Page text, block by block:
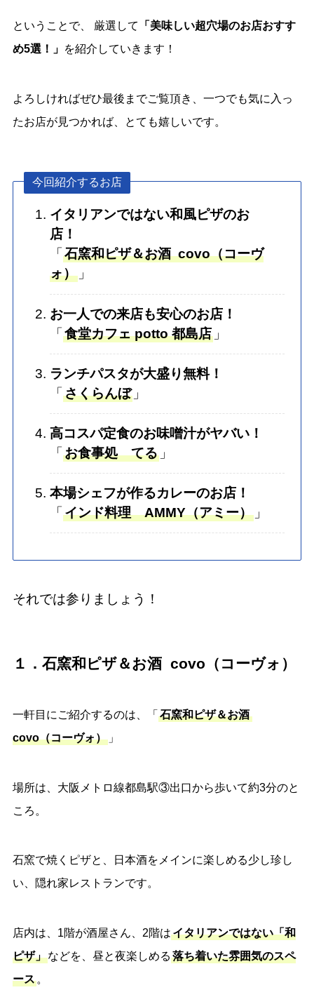
ということで、 厳選して
「美味しい超穴場のお店おすす
め5選！
」 を紹介していきます！
よろしければぜひ最後までご覧頂き、一つでも気に入っ
たお店が見つかれば、とても嬉しいです。
今回紹介するお店
イタリアンではない和風ピザのお
店！
「 石窯和ピザ＆お酒 covo（コーヴ
ォ）」
お一人での来店も安心のお店！
「食堂カフェ potto 都島店」
ランチパスタが大盛り無料！
「さくらんぼ」
高コスパ定食のお味噌汁がヤバい！
「 お食事処 てる」
本場シェフが作るカレーのお店！
「 インド料理 AMMY（アミー）」
それでは参りましょう！
１．石窯和ピザ＆お酒 covo（コーヴォ）
一軒目にご紹介するのは、「 石窯和ピザ＆お酒
covo（コーヴォ）」
場所は、大阪メトロ線都島駅③出口から歩いて約3分のと
ころ。
石窯で焼くピザと、日本酒をメインに楽しめる少し珍し
い、隠れ家レストランです。
店内は、1階が酒屋さん、2階はイタリアンではない「和
ピザ」などを、昼と夜楽しめる 落ち着いた雰囲気のスペ
ース。